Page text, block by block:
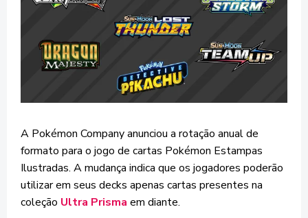
A Pokémon Company anunciou a rotação anual de
formato para o jogo de cartas Pokémon Estampas
Ilustradas. A mudança indica que os jogadores poderão
utilizar em seus decks apenas cartas presentes na
coleção Ultra Prisma em diante.